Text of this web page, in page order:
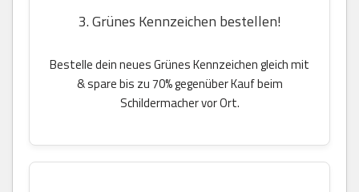
3. Grünes Kennzeichen bestellen!
Bestelle dein neues Grünes Kennzeichen gleich mit
& spare bis zu 70% gegenüber Kauf beim
Schildermacher vor Ort.